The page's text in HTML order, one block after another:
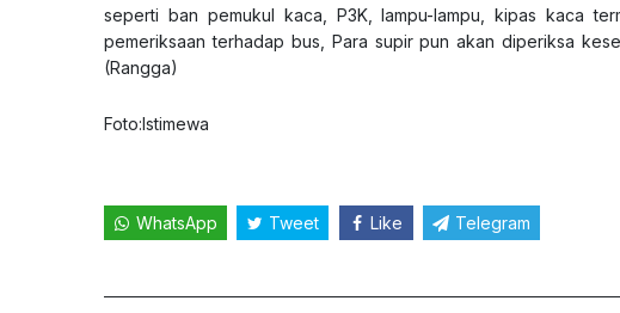
seperti ban pemukul kaca, P3K, lampu-lampu, kipas kaca
pemeriksaan terhadap bus, Para supir pun akan diperiksa
(Rangga)
Foto:Istimewa
WhatsApp Tweet Like Telegram